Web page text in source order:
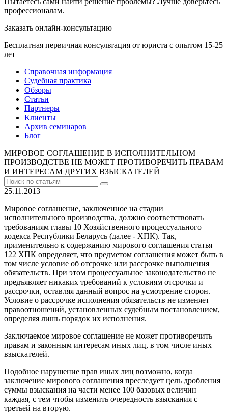
профессионалам.
Заказать онлайн-консультацию
Бесплатная первичная консультация от юриста с опытом 15-25
лет
Справочная информация
Судебная практика
Обзоры
Статьи
Партнеры
Клиенты
Архив семинаров
Блог
МИРОВОЕ СОГЛАШЕНИЕ В ИСПОЛНИТЕЛЬНОМ
ПРОИЗВОДСТВЕ НЕ МОЖЕТ ПРОТИВОРЕЧИТЬ ПРАВАМ
И ИНТЕРЕСАМ ДРУГИХ ВЗЫСКАТЕЛЕЙ
25.11.2013
Мировое соглашение, заключенное на стадии
исполнительного производства, должно соответствовать
требованиям главы 10 Хозяйственного процессуального
кодекса Республики Беларусь (далее - ХПК). Так,
применительно к содержанию мирового соглашения статья
122 ХПК определяет, что предметом соглашения может быть в
том числе условие об отсрочке или рассрочке выполнения
обязательств. При этом процессуальное законодательство не
предъявляет никаких требований к условиям отсрочки и
рассрочки, оставляя данный вопрос на усмотрение сторон.
Условие о рассрочке исполнения обязательств не изменяет
правоотношений, установленных судебным постановлением,
определяя лишь порядок их исполнения.
Заключаемое мировое соглашение не может противоречить
правам и законным интересам иных лиц, в том числе иных
взыскателей.
Подобное нарушение прав иных лиц возможно, когда
заключение мирового соглашения преследует цель дробления
суммы взыскания на части менее 100 базовых величин
каждая, с тем чтобы изменить очередность взыскания с
третьей на вторую.